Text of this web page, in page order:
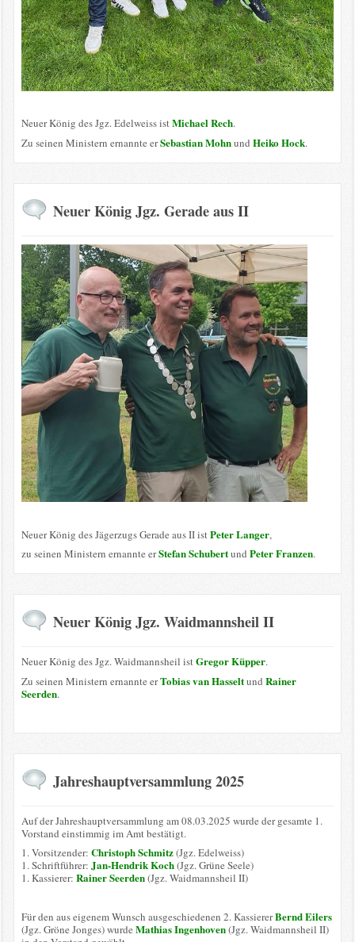
Neuer König des Jgz. Edelweiss istMichael Rech.
Zu seinen Ministern ernannte erSebastian Mohnund Heiko Hock.
Neuer König Jgz. Gerade aus II
Neuer König des Jägerzugs Gerade aus II istPeter Langer,
zu seinen Ministern ernannte erStefan Schubertund Peter Franzen.
Neuer König Jgz. Waidmannsheil II
Neuer König des Jgz. Waidmannsheil istGregor Küpper.
Zu seinen Ministern ernannte erTobias van Hasseltund Rainer
Seerden.
Jahreshauptversammlung 2025
Auf der Jahreshauptversammlung am 08.03.2025 wurde der gesamte 1.
Vorstand einstimmig im Amt bestätigt.
1. Vorsitzender: Christoph Schmitz(Jgz. Edelweiss)
1. Schriftführer: Jan-Hendrik Koch(Jgz. Grüne Seele)
1. Kassierer: Rainer Seerden(Jgz. Waidmannsheil II)
Für den aus eigenem Wunsch ausgeschiedenen 2. KassiererBernd Eilers
(Jgz. Gröne Jonges) wurde Mathias Ingenhoven(Jgz. Waidmannsheil II)